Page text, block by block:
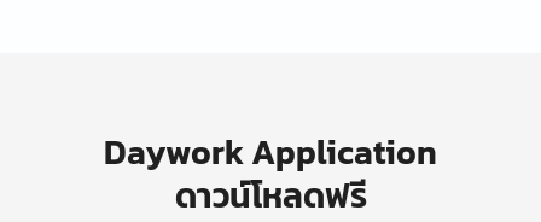
Daywork Application
ดาวน์โหลดฟรี